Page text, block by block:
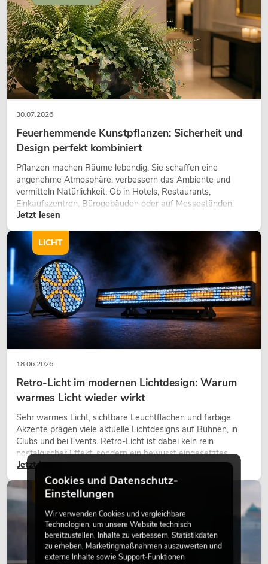
30.07.2026
Feuerhemmende Kunstpflanzen: Sicherheit und
Design perfekt kombiniert
Pflanzen machen Räume lebendig. Sie schaffen eine
angenehme Atmosphäre, verbessern das Ambiente und
vermitteln Natürlichkeit. Ob in Hotels, Restaurants,
Einkaufszentren, Bürogebäuden oder auf Messeständen:
eine hochwertige Begrünung gehört heute längst zum
modernen Raumkonzept.
Jetzt lesen
18.06.2026
Retro-Licht im modernen Lichtdesign: Warum
warmes Licht wieder wirkt
Sehr warmes Licht, sichtbare Leuchtflächen und farbige
Akzente prägen viele aktuelle Lichtdesigns auf Bühnen, in
Clubs und bei Events. Retro-Licht ist dabei kein rein
nostalgischer Effekt, sondern ein bewusst eingesetztes
Gestaltungsmittel: Es schafft Atmosphäre, gibt Szenen
Charakter und kann technische LED-Setups emotionaler
wirken lassen.
Jetzt lesen
LICHT
LICHT
Cookies und Datenschutz-
Einstellungen
Wir verwenden Cookies und vergleichbare
Technologien, um unsere Website technisch
bereitzustellen, Inhalte zu verbessern, Statistikdaten
zu erheben, Marketingmaßnahmen auszuwerten und
externe Inhalte sowie Support-Funktionen